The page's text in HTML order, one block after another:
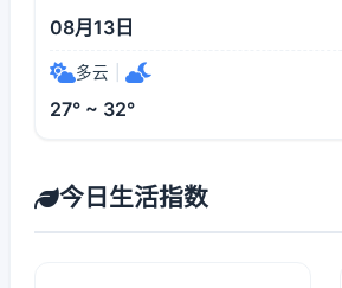
08月13日
多云
27° ~ 32°
今日生活指数